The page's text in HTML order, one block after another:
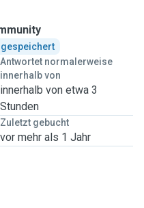
gespeichert
Antwortet normalerweise
innerhalb von
innerhalb von etwa 3
Stunden
Zuletzt gebucht
vor mehr als 1 Jahr